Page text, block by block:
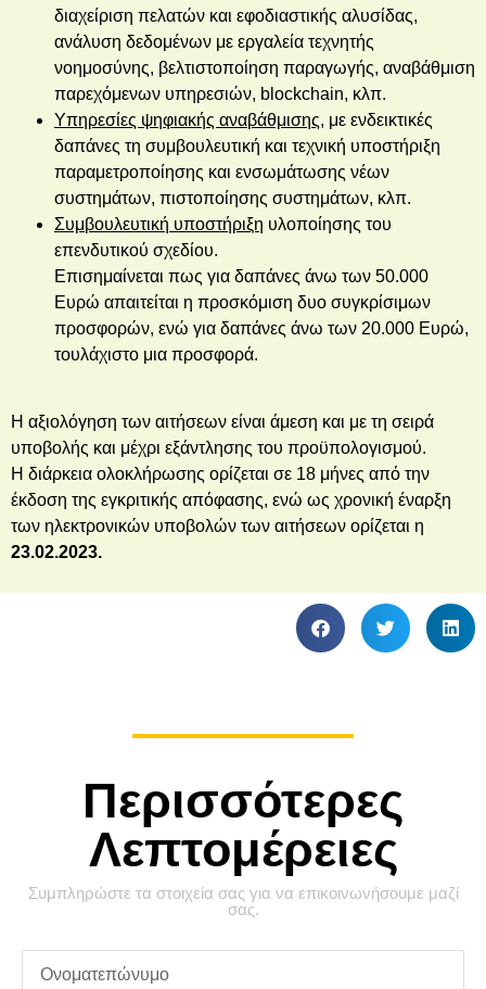
διαχείριση πελατών και εφοδιαστικής αλυσίδας,
ανάλυση δεδομένων με εργαλεία τεχνητής
νοημοσύνης, βελτιστοποίηση παραγωγής, αναβάθμιση
παρεχόμενων υπηρεσιών, blockchain, κλπ.
Υπηρεσίες ψηφιακής αναβάθμισης, με ενδεικτικές
δαπάνες τη συμβουλευτική και τεχνική υποστήριξη
παραμετροποίησης και ενσωμάτωσης νέων
συστημάτων, πιστοποίησης συστημάτων, κλπ.
Συμβουλευτική υποστήριξη υλοποίησης του
επενδυτικού σχεδίου.
Επισημαίνεται πως για δαπάνες άνω των 50.000
Ευρώ απαιτείται η προσκόμιση δυο συγκρίσιμων
προσφορών, ενώ για δαπάνες άνω των 20.000 Ευρώ,
τουλάχιστο μια προσφορά.
Η αξιολόγηση των αιτήσεων είναι άμεση και με τη σειρά
υποβολής και μέχρι εξάντλησης του προϋπολογισμού.
Η διάρκεια ολοκλήρωσης ορίζεται σε 18 μήνες από την
έκδοση της εγκριτικής απόφασης, ενώ ως χρονική έναρξη
των ηλεκτρονικών υποβολών των αιτήσεων ορίζεται η
23.02.2023.
Περισσότερες
Λεπτομέρειες
Συμπληρώστε τα στοιχεία σας για να επικοινωνήσουμε μαζί
σας.